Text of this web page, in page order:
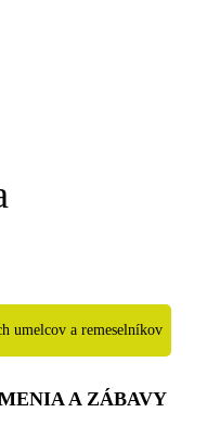
umelcov a remeselníkov
A ZÁBAVY